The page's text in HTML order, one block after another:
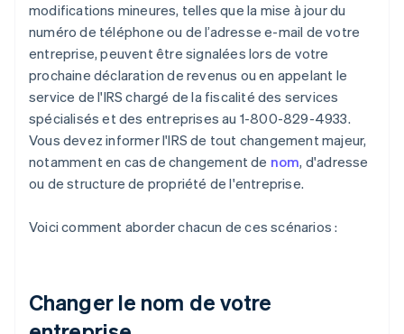
modifications mineures, telles que la mise à jour du
numéro de téléphone ou de l’adresse e-mail de votre
entreprise, peuvent être signalées lors de votre
prochaine déclaration de revenus ou en appelant le
service de l'IRS chargé de la fiscalité des services
spécialisés et des entreprises au 1-800-829-4933.
Vous devez informer l'IRS de tout changement majeur,
notamment en cas de changement de nom, d'adresse
ou de structure de propriété de l'entreprise.
Voici comment aborder chacun de ces scénarios :
Changer le nom de votre